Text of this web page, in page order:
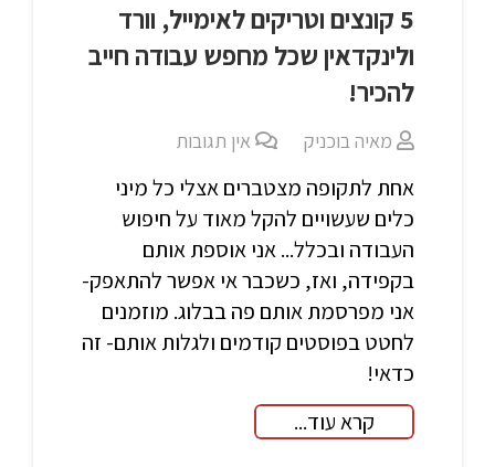
5 קונצים וטריקים לאימייל, וורד
ולינקדאין שכל מחפש עבודה חייב
להכיר!
מאיה בוכניק אין תגובות
אחת לתקופה מצטברים אצלי כל מיני
כלים שעשויים להקל מאוד על חיפוש
העבודה ובכלל... אני אוספת אותם
בקפידה, ואז, כשכבר אי אפשר להתאפק-
אני מפרסמת אותם פה בבלוג. מוזמנים
לחטט בפוסטים קודמים ולגלות אותם- זה
כדאי!
קרא עוד...